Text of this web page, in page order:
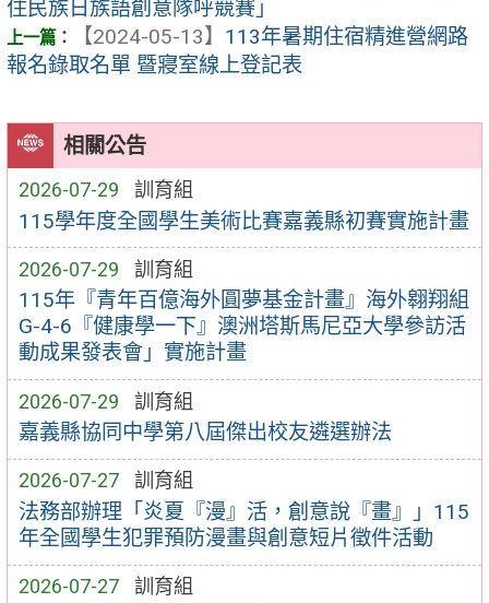
相關公告
2026-07-29 訓育組
115學年度全國學生美術比賽嘉義縣初賽實施計畫
2026-07-29 訓育組
115年『青年百億海外圓夢基金計畫』海外翱翔組
G-4-6『健康學一下』澳洲塔斯馬尼亞大學參訪活
動成果發表會」實施計畫
2026-07-29 訓育組
嘉義縣協同中學第八屆傑出校友遴選辦法
2026-07-27 訓育組
法務部辦理「炎夏『漫』活，創意說『畫』」115
年全國學生犯罪預防漫畫與創意短片徵件活動
2026-07-27 訓育組
住民族日族語創意隊呼競賽」
【2024-05-13】 113年暑期住宿精進營網路
報名錄取名單 暨寢室線上登記表